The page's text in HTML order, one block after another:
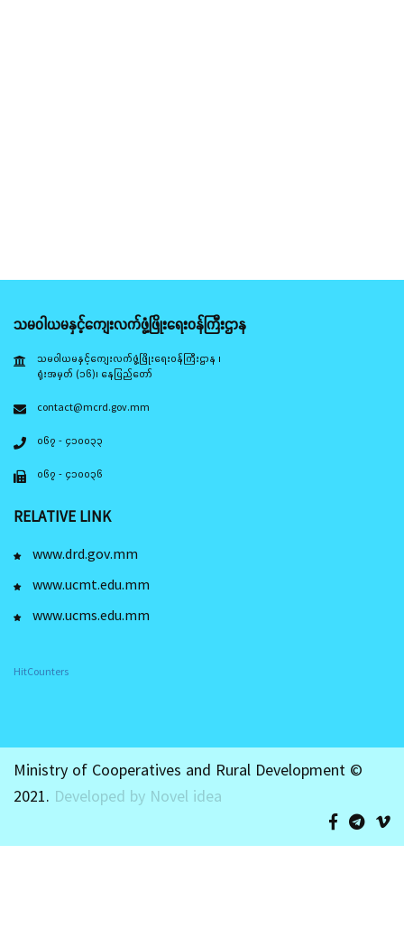
သမဝါယမနှင့်ကျေးလက်ဖွံ့ဖြိုးရေးဝန်ကြီးဌာန
သမဝါယမနှင့်ကျေးလက်ဖွံ့ဖြိုးရေးဝန်ကြီးဌာန ၊
ရုံးအမှတ် (၁၆)၊ နေပြည်တော်
contact@mcrd.gov.mm
၀၆၇ - ၄၁၀၀၃၃
၀၆၇ - ၄၁၀၀၃၆
RELATIVE LINK
www.drd.gov.mm
www.ucmt.edu.mm
www.ucms.edu.mm
HitCounters
Ministry of Cooperatives and Rural Development ©
2021. Developed by Novel idea